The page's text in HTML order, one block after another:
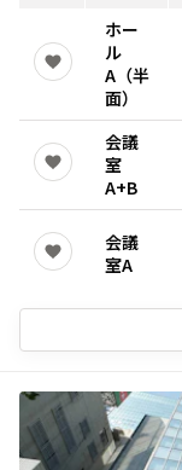
ホー
ル
A（半
面）
会議
室
A+B
会議
室A